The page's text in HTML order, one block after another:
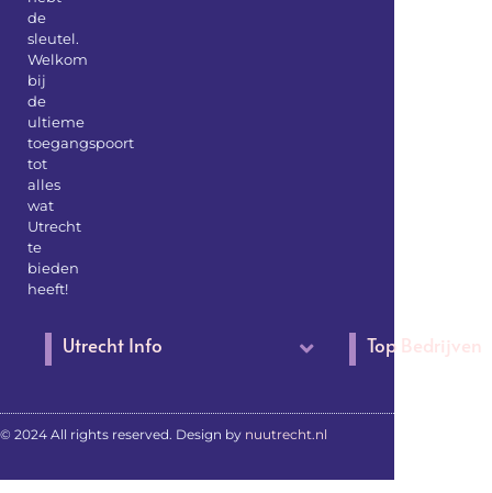
de
sleutel.
Welkom
bij
de
ultieme
toegangspoort
tot
alles
wat
Utrecht
te
bieden
heeft!
Utrecht Info Top Bedrijven
© 2024 All rights reserved. Design by nuutrecht.nl